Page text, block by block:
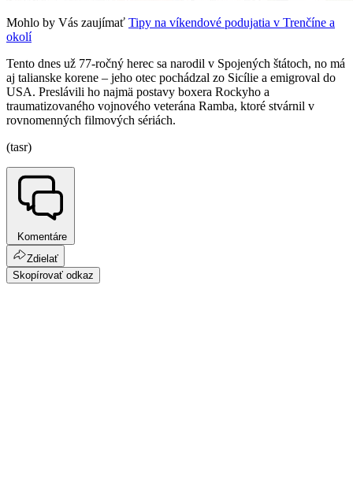
Mohlo by Vás zaujímať Tipy na víkendové podujatia v Trenčíne a
okolí
Tento dnes už 77-ročný herec sa narodil v Spojených štátoch, no má
aj talianske korene – jeho otec pochádzal zo Sicílie a emigroval do
USA. Preslávili ho najmä postavy boxera Rockyho a
traumatizovaného vojnového veterána Ramba, ktoré stvárnil v
rovnomenných filmových sériách.
(tasr)
Komentáre
Zdielať
Skopírovať odkaz